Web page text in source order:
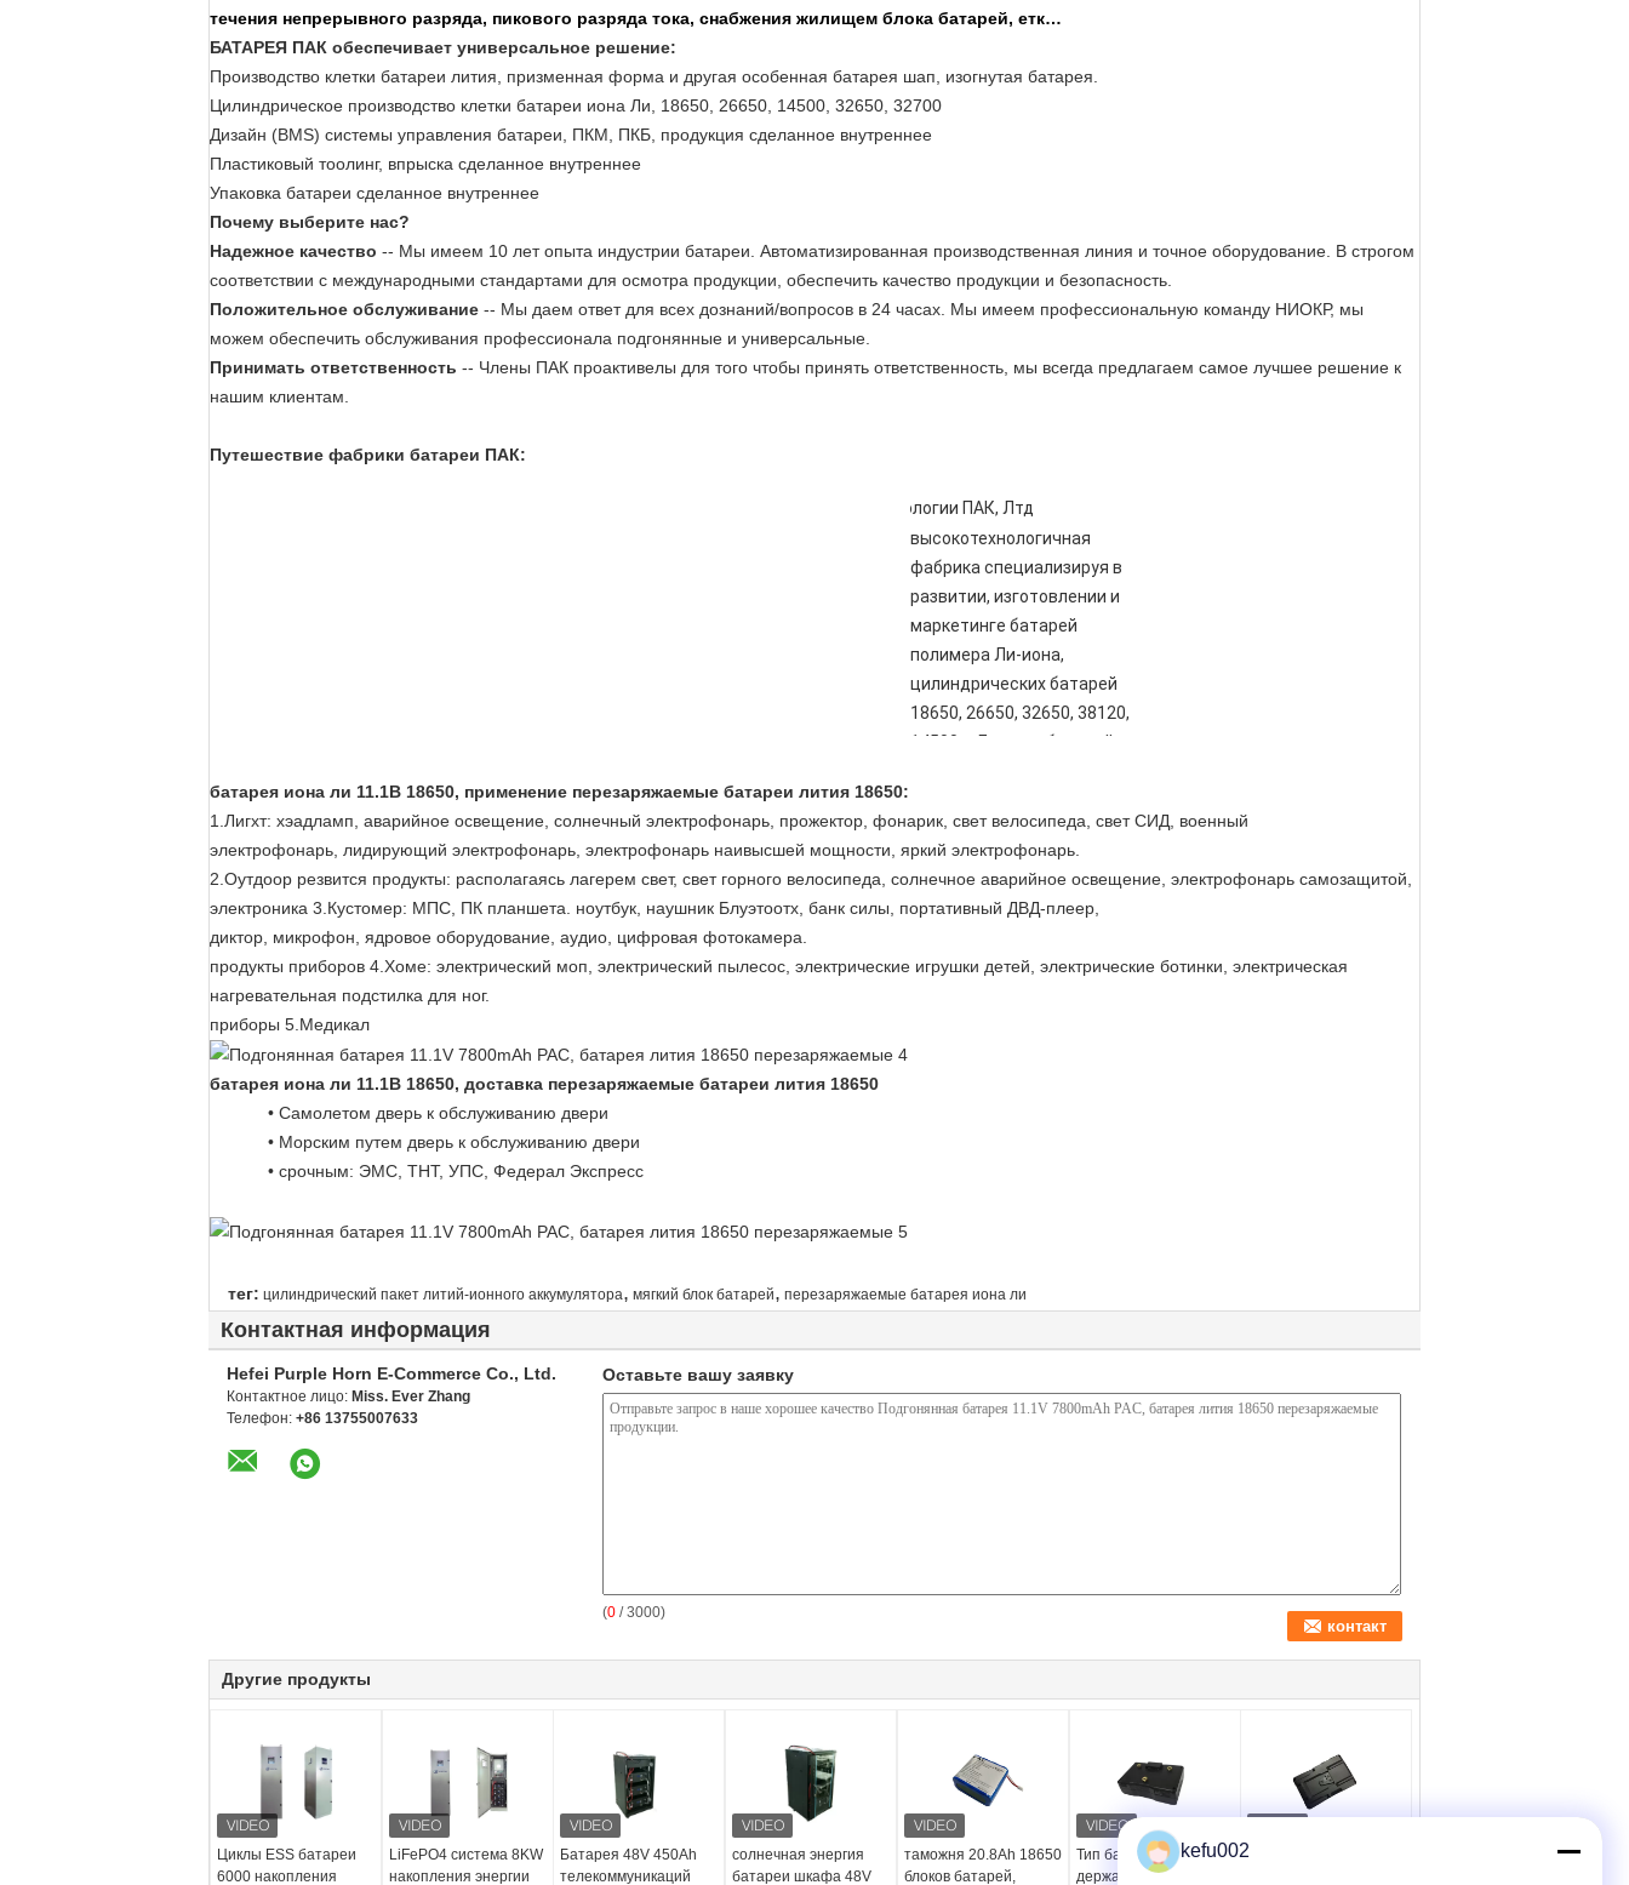
течения непрерывного разряда, пикового разряда тока, снабжения жилищем блока батарей, етк…
БАТАРЕЯ ПАК обеспечивает универсальное решение:
Производство клетки батареи лития, призменная форма и другая особенная батарея шап, изогнутая батарея.
Цилиндрическое производство клетки батареи иона Ли, 18650, 26650, 14500, 32650, 32700
Дизайн (BMS) системы управления батареи, ПКМ, ПКБ, продукция сделанное внутреннее
Пластиковый тоолинг, впрыска сделанное внутреннее
Упаковка батареи сделанное внутреннее
Почему выберите нас?
Надежное качество -- Мы имеем 10 лет опыта индустрии батареи. Автоматизированная производственная линия и точное оборудование. В строгом
соответствии с международными стандартами для осмотра продукции, обеспечить качество продукции и безопасность.
Положительное обслуживание -- Мы даем ответ для всех дознаний/вопросов в 24 часах. Мы имеем профессиональную команду НИОКР, мы
можем обеспечить обслуживания профессионала подгонянные и универсальные.
Принимать ответственность -- Члены ПАК проактивелы для того чтобы принять ответственность, мы всегда предлагаем самое лучшее решение к
нашим клиентам.
Путешествие фабрики батареи ПАК:
КО. технологии ПАК, Лтд
высокотехнологичная
фабрика специализируя в
развитии, изготовлении и
маркетинге батарей
полимера Ли-иона,
цилиндрических батарей
18650, 26650, 32650, 38120,
14500 и Ли-иона батарей
использует больше штат
чем 350 повсеместно в 30
000 квадратных метров
производственных
месячной
батарея иона ли 11.1В 18650, применение перезаряжаемые батареи лития 18650:
1.Лигхт: хэадламп, аварийное освещение, солнечный электрофонарь, прожектор, фонарик, свет велосипеда, свет СИД, военный
электрофонарь, лидирующий электрофонарь, электрофонарь наивысшей мощности, яркий электрофонарь.
2.Оутдоор резвится продукты: располагаясь лагерем свет, свет горного велосипеда, солнечное аварийное освещение, электрофонарь самозащитой,
электроника 3.Кустомер: МПС, ПК планшета. ноутбук, наушник Блуэтоотх, банк силы, портативный ДВД-плеер,
диктор, микрофон, ядровое оборудование, аудио, цифровая фотокамера.
продукты приборов 4.Хоме: электрический моп, электрический пылесос, электрические игрушки детей, электрические ботинки, электрическая
нагревательная подстилка для ног.
приборы 5.Медикал
батарея иона ли 11.1В 18650, доставка перезаряжаемые батареи лития 18650
• Самолетом дверь к обслуживанию двери
• Морским путем дверь к обслуживанию двери
• срочным: ЭМС, ТНТ, УПС, Федерал Экспресс
тег: цилиндрический пакет литий-ионного аккумулятора, мягкий блок батарей, перезаряжаемые батарея иона ли
Контактная информация
Hefei Purple Horn E-Commerce Co., Ltd.
Контактное лицо: Miss. Ever Zhang
Телефон: +86 13755007633
Оставьте вашу заявку
(0 / 3000)
Другие продукты
Циклы ESS батареи
6000 накопления
LiFePO4 система 8KW
накопления энергии
Батарея 48V 450Ah
телекоммуникаций
солнечная энергия
батареи шкафа 48V
таможня 20.8Ah 18650
блоков батарей,
Тип батарея
держателя золота
блок батарей 14,8 v Li,
kefu002